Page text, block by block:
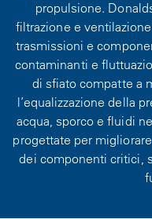
propulsione.
filtrazione e
trasmissioni e
contaminanti e
di sfiato compatte a
l’equalizzazione della
acqua, sporco e fluidi
progettate per
dei componenti critici,